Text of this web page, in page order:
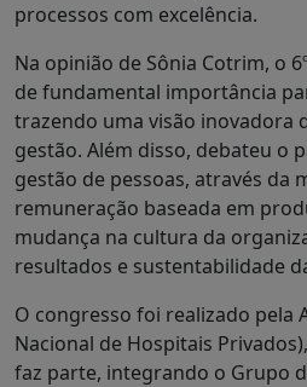
processos com excelência.
Na opinião de Sônia Cotrim, o
de fundamental importância
trazendo uma visão inovadora
gestão. Além disso, debateu o
gestão de pessoas, através da
remuneração baseada em
mudança na cultura da
resultados e sustentabilidade
O congresso foi realizado pela
Nacional de Hospitais
faz parte, integrando o Grupo